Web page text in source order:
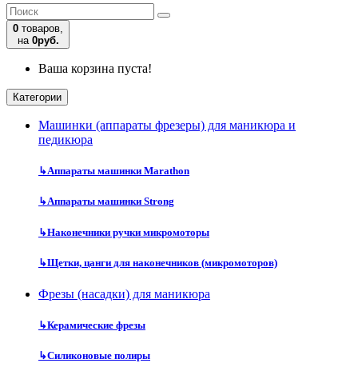
0 товаров,
на 0руб.
Ваша корзина пуста!
Категории
Машинки (аппараты фрезеры) для маникюра и
педикюра
↳Аппараты машинки Marathon
↳Аппараты машинки Strong
↳Наконечники ручки микромоторы
↳Щетки, цанги для наконечников (микромоторов)
Фрезы (насадки) для маникюра
↳Керамические фрезы
↳Силиконовые полиры